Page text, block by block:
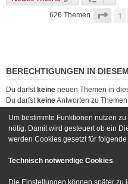
626 Themen Seite
1
BERECHTIGUNGEN IN
Du darfst keine neuen Themen in
Du darfst keineAntworten zu
Du darfst deine Beiträge in diesem
Du darfstkeineDateianhänge in
Foren-Übersicht Kontakt
Powered byphpBB® Forum
Um bestimmte Funktionen nutzen
nötig. Damit wird gesteuert ob ein
werden Cookies gesetzt für
Technisch notwendige Cookies.
Die Einstellungen können später zu